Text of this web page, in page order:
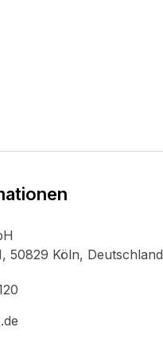
50829 Köln, Deutschland